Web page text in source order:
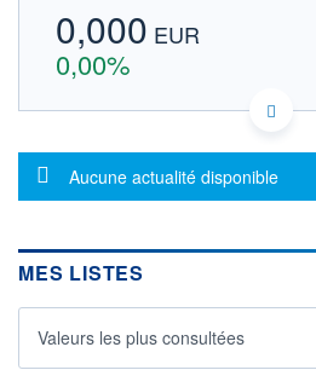
0,000 EUR
0,00%
US41135V1035 M8U1
Politique d'exécution
Cotation sur les autres places
0,000
+ HAUT
VOLUME
Message d'information
Aucune actualité disponible
MES LISTES
Valeurs les plus consultées